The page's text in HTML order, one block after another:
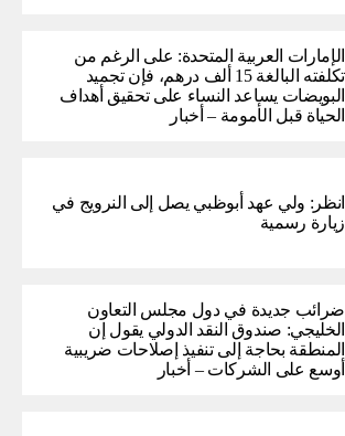
الإمارات العربية المتحدة: على الرغم من
تكلفته البالغة 15 ألف درهم، فإن تجميد
البويضات يساعد النساء على تحقيق أهداف
الحياة قبل الأمومة – أخبار
انظر: ولي عهد أبوظبي يصل إلى النرويج في
زيارة رسمية
ضرائب جديدة في دول مجلس التعاون
الخليجي: صندوق النقد الدولي يقول إن
المنطقة بحاجة إلى تنفيذ إصلاحات ضريبية
أوسع على الشركات – أخبار